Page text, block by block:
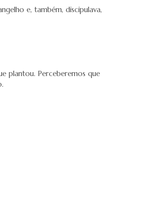
e, também, discipulava,
plantou. Perceberemos que